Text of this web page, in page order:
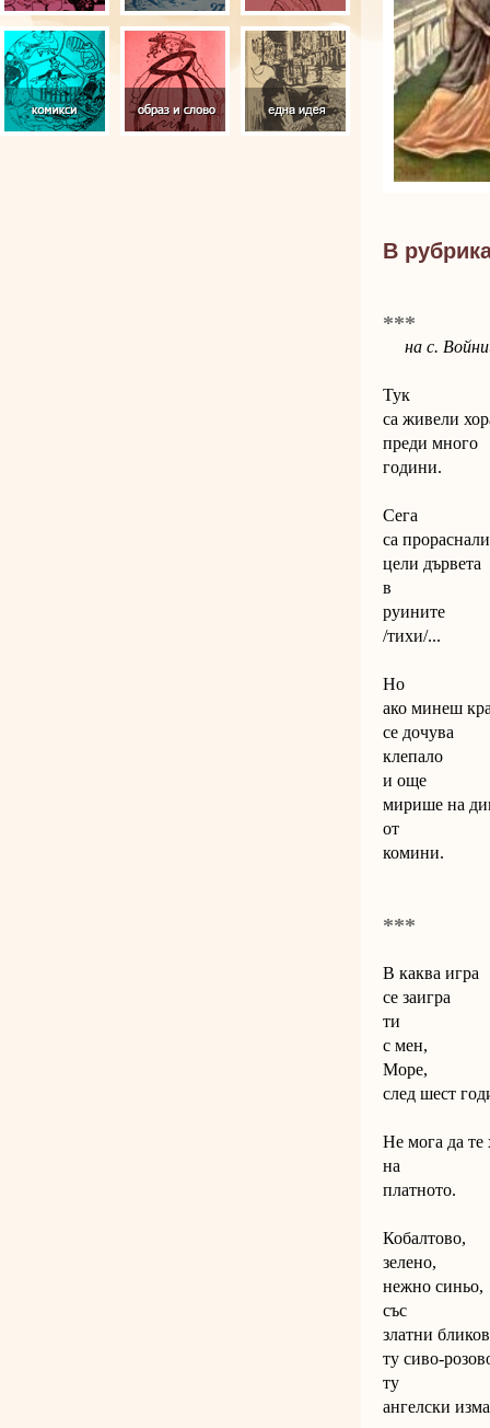
В
***
на с.
Тук
са живели
преди много
години.
Сега
са прораснали
цели дървета
в
руините
/тихи/...
Но
ако минеш
се дочува
клепало
и още
мирише на
от
комини.
***
В каква игра
се заигра
ти
с мен,
Море,
след шест
Не мога да те
на
платното.
Кобалтово,
зелено,
нежно синьо,
със
златни
ту сиво-
ту
ангелски